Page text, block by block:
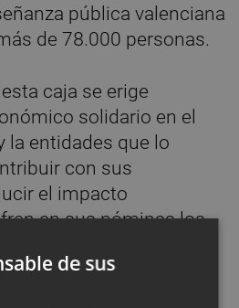
pública valenciana
de 78.000 personas.
caja se erige
solidario en el
la entidades que lo
con sus
el impacto
en sus nóminas los
por las jornadas
"Este
una herramienta
de sus